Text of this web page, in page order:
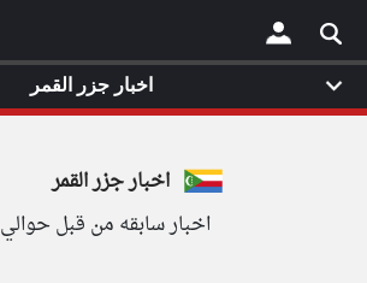
×
اخبار جزر القمر
اخبار سابقه من قبل حوالي ٣ ساعات
اخبار جزر القمر